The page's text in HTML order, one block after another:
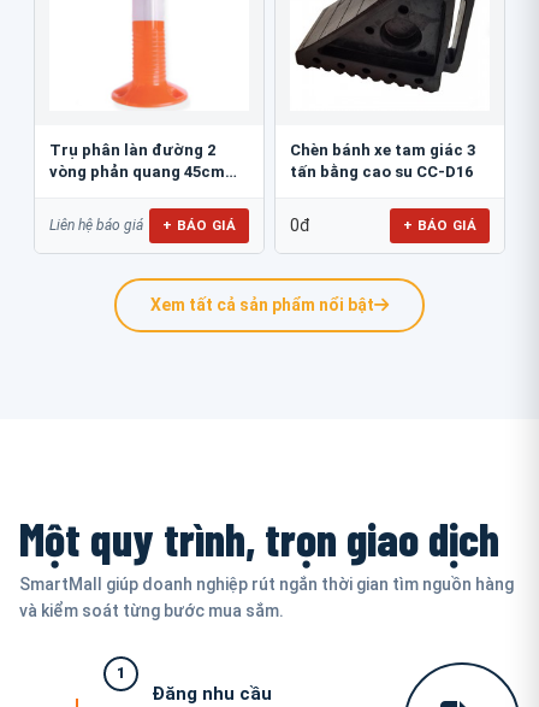
Trụ phân làn đường 2
vòng phản quang 45cm
Liên hệ báo giá + BÁO GIÁ
Chèn bánh xe tam giác 3
tấn bằng cao su CC-D16
0đ + BÁO GIÁ
Xem tất cả sản phẩm nổi bật
Một quy trình, trọn giao dịch
SmartMall giúp doanh nghiệp rút ngắn thời gian tìm nguồn hàng
và kiểm soát từng bước mua sắm.
1
Đăng nhu cầu